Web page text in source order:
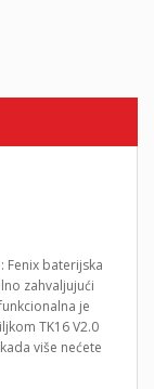
Fenix ​​​​baterijska
zahvaljujući
je
TK16 V2.0
više nećete